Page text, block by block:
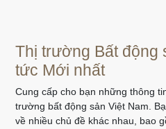
Thị trường Bất động
tức Mới nhất
Cung cấp cho bạn những thông
trường bất động sản Việt Nam.
về nhiều chủ đề khác nhau, bao